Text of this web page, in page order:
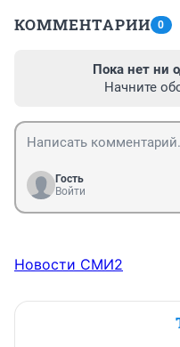
КОММЕНТАРИИ 0
Пока нет ни
Начните
Гость
Войти
Новости СМИ2